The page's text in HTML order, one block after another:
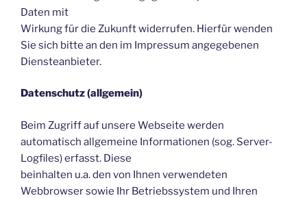
Daten mit
Wirkung für die Zukunft widerrufen. Hierfür wenden
Sie sich bitte an den im Impressum angegebenen
Diensteanbieter.
Datenschutz (allgemein)
Beim Zugriff auf unsere Webseite werden
automatisch allgemeine Informationen (sog. Server-
Logfiles) erfasst. Diese
beinhalten u.a. den von Ihnen verwendeten
Webbrowser sowie Ihr Betriebssystem und Ihren